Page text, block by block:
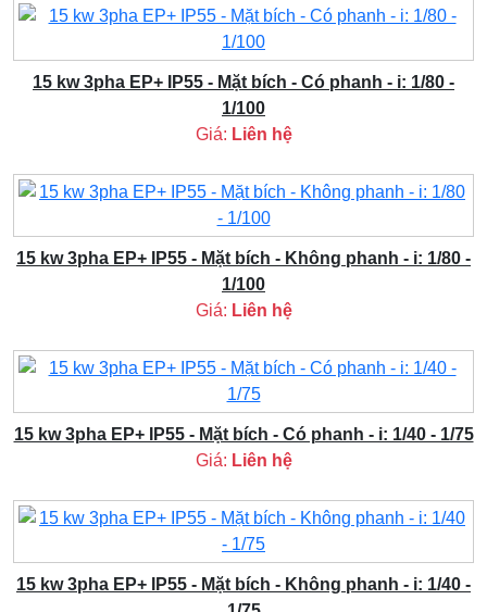
15 kw 3pha EP+ IP55 - Mặt bích - Có phanh - i: 1/80 -
1/100
Giá: Liên hệ
15 kw 3pha EP+ IP55 - Mặt bích - Không phanh - i: 1/80 -
1/100
Giá: Liên hệ
15 kw 3pha EP+ IP55 - Mặt bích - Có phanh - i: 1/40 - 1/75
Giá: Liên hệ
15 kw 3pha EP+ IP55 - Mặt bích - Không phanh - i: 1/40 -